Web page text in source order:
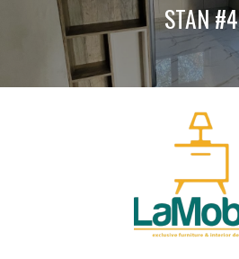
STAN #4